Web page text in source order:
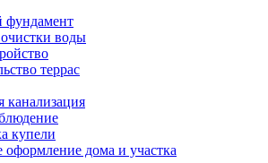
воды
террас
канализация
купели
оформление дома и участка